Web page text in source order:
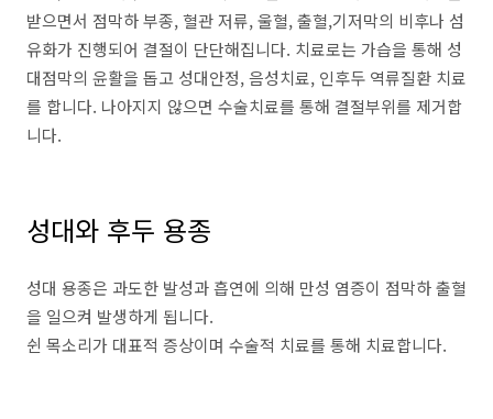
받으면서 점막하 부종, 혈관 저류, 울혈, 출혈,기저막의 비후나 섬
유화가 진행되어 결절이 단단해집니다. 치료로는 가습을 통해 성
대점막의 윤활을 돕고 성대안정, 음성치료, 인후두 역류질환 치료
를 합니다. 나아지지 않으면 수술치료를 통해 결절부위를 제거합
니다.
성대와 후두 용종
성대 용종은 과도한 발성과 흡연에 의해 만성 염증이 점막하 출혈
을 일으켜 발생하게 됩니다.
쉰 목소리가 대표적 증상이며 수술적 치료를 통해 치료합니다.